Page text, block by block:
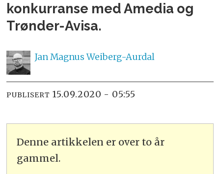
konkurranse med Amedia og
Trønder-Avisa.
Jan Magnus Weiberg-Aurdal
PUBLISERT 15.09.2020 - 05:55
Denne artikkelen er over to år
gammel.